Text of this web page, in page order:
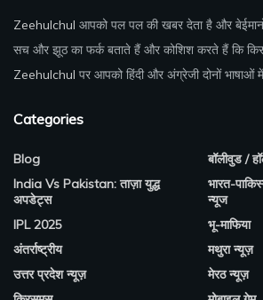
Zeehulchul आपको पल पल की खबर देता है और
सच और झूठ का फर्क बताते हैं और कोशिश करते हैं कि
Zeehulchul पर आपको हिंदी और अंग्रेजी दोनों भाषाओं
Categories
Blog
India Vs Pakistan: ताज़ा युद्ध
अपडेट्स
IPL 2025
अंतर्राष्ट्रीय
उत्तर प्रदेश न्यूज़
बॉलीवुड /
भारत-
न्यूज
भू-माफिया
मथुरा न्यूज़
मेरठ न्यूज़